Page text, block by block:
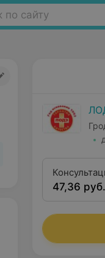
по сайту
категории
47,36 руб.